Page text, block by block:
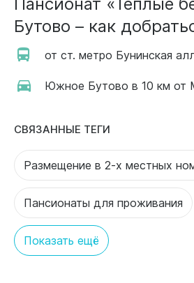
Бутово – как
от ст. метро Бунинская
Южное Бутово в 10 км
СВЯЗАННЫЕ ТЕГИ
Размещение в 2-х местных
Пансионаты для проживания
Показать ещё